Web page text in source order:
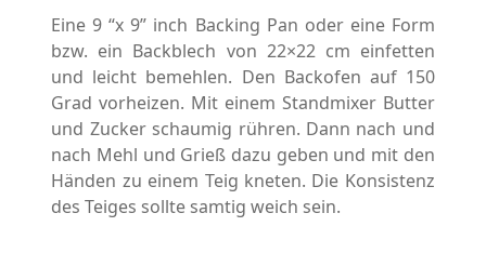
Eine 9 “x 9” inch Backing Pan oder eine Form
bzw. ein Backblech von 22×22 cm einfetten
und leicht bemehlen. Den Backofen auf 150
Grad vorheizen. Mit einem Standmixer Butter
und Zucker schaumig rühren. Dann nach und
nach Mehl und Grieß dazu geben und mit den
Händen zu einem Teig kneten. Die Konsistenz
des Teiges sollte samtig weich sein.